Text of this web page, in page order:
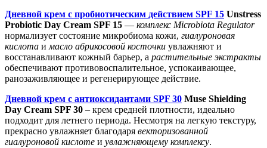
Дневной крем с пробиотическим действием SPF 15 Unstress
Probiotic Day Cream SPF 15 — комплекс Microbiota Regulator
нормализует состояние микробиома кожи, гиалуроновая
кислота и масло абрикосовой косточки увлажняют и
восстанавливают кожный барьер, а растительные экстракты
обеспечивают противовоспалительное, успокаивающее,
ранозаживляющее и регенерирующее действие.
Дневной крем с антиоксидантами SPF 30 Muse Shielding
Day Cream SPF 30 – крем средней плотности, идеально
подходит для летнего периода. Несмотря на легкую текстуру,
прекрасно увлажняет благодаря векторизованной
гиалуроновой кислоте и увлажняющему комплексу.